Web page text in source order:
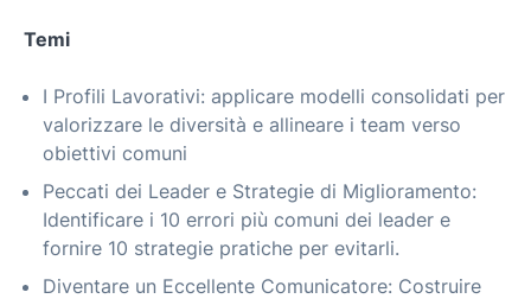
Temi
I Profili Lavorativi: applicare modelli consolidati per
valorizzare le diversità e allineare i team verso
obiettivi comuni
Peccati dei Leader e Strategie di Miglioramento:
Identificare i 10 errori più comuni dei leader e
fornire 10 strategie pratiche per evitarli.
Diventare un Eccellente Comunicatore: Costruire